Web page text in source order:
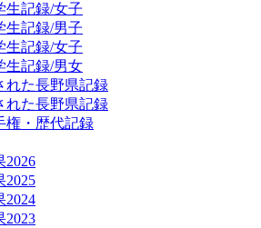
生記録/女子
生記録/男子
生記録/女子
生記録/男女
れた長野県記録
れた長野県記録
権・歴代記録
2026
2025
2024
2023